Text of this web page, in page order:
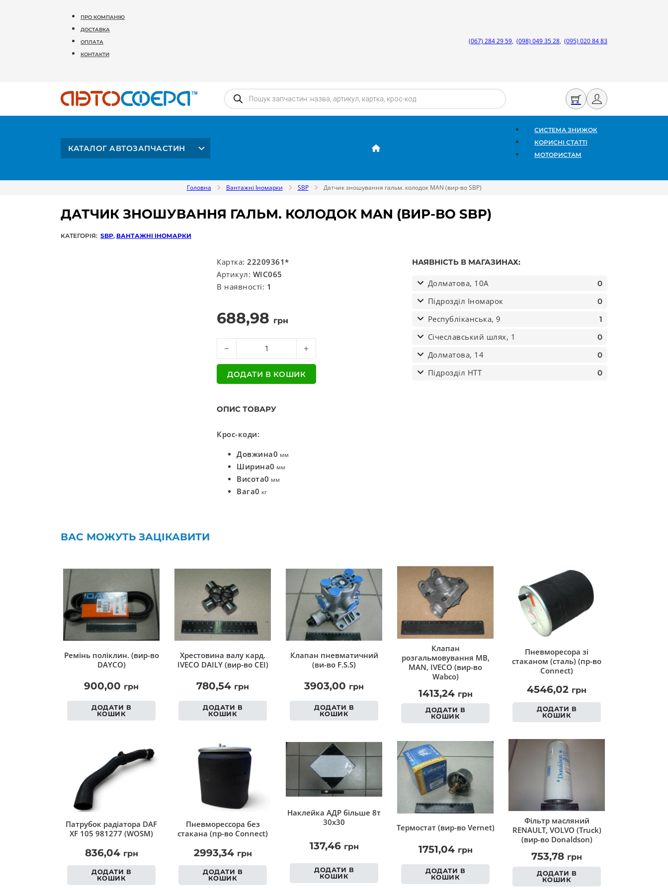
ПРО КОМПАНІЮ
ДОСТАВКА
ОПЛАТА
КОНТАКТИ
(067) 284 29 59, (098) 049 35 28, (095) 020 84 83
Products search
КАТАЛОГ АВТОЗАПЧАСТИН
СИСТЕМА ЗНИЖОК
КОРИСНІ СТАТТІ
МОТОРИСТАМ
Головна Вантажні Іномарки SBP Датчик зношування гальм. колодок MAN (вир-во SBP)
ДАТЧИК ЗНОШУВАННЯ ГАЛЬМ. КОЛОДОК MAN (ВИР-ВО SBP)
КАТЕГОРІЯ: SBP, ВАНТАЖНІ ІНОМАРКИ
Картка:22209361*
Артикул: WIC065
В наявності: 1
688,98 грн
Датчик зношування гальм. колодок MAN (вир-во SBP) кількість
ДОДАТИ В КОШИК
НАЯВНІСТЬ В МАГАЗИНАХ:
Долматова, 10А 0
Підрозділ Іномарок 0
Республіканська, 9 1
Січеславський шлях, 1 0
Долматова, 14 0
Підрозділ НТТ 0
ОПИС ТОВАРУ
Крос-коди:
Довжина0 мм
Ширина0 мм
Висота0 мм
Вага0 кг
ВАС МОЖУТЬ ЗАЦІКАВИТИ
Ремінь поліклин. (вир-во
DAYCO)
900,00 грн
ДОДАТИ В
КОШИК
Хрестовина валу кард.
IVECO DAILY (вир-во CEI)
780,54 грн
ДОДАТИ В
КОШИК
Клапан пневматичний
(ви-во F.S.S)
3903,00 грн
ДОДАТИ В
КОШИК
Клапан
розгальмовування MB,
MAN, IVECO (вир-во
Wabco)
1413,24 грн
ДОДАТИ В
КОШИК
Пневморесора зі
стаканом (сталь) (пр-во
Connect)
4546,02 грн
ДОДАТИ В
КОШИК
Патрубок радіатора DAF
XF 105 981277 (WOSM)
836,04 грн
ДОДАТИ В
КОШИК
Пневморессора без
стакана (пр-во Connect)
2993,34 грн
ДОДАТИ В
КОШИК
Наклейка АДР більше 8т
30х30
137,46 грн
ДОДАТИ В
КОШИК
Термостат (вир-во Vernet)
1751,04 грн
ДОДАТИ В
КОШИК
Фільтр масляний
RENAULT, VOLVO (Truck)
(вир-во Donaldson)
753,78 грн
ДОДАТИ В
КОШИК